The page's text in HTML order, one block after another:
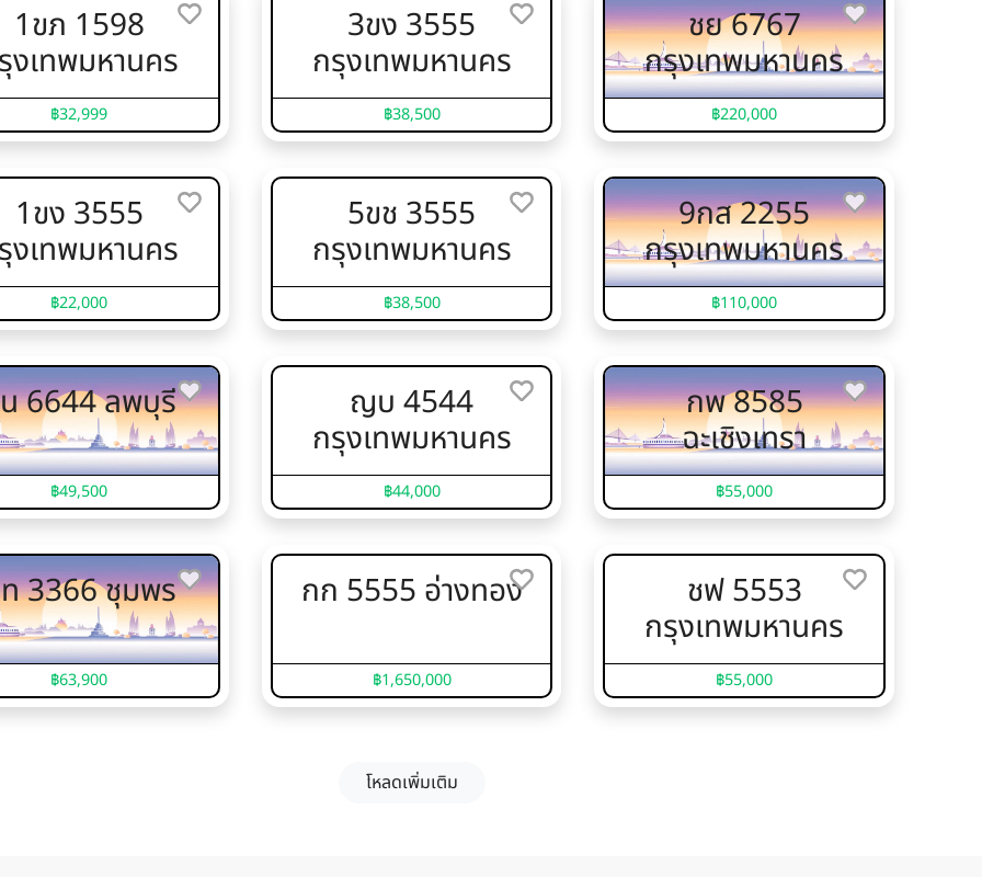
1ขภ 1598
งเทพมหานคร
฿32,999
3ขง 3555
กรุงเทพมหานคร
฿38,500
ชย 6767
กรุงเทพมหานคร
฿220,000
1ขง 3555
งเทพมหานคร
฿22,000
5ขช 3555
กรุงเทพมหานคร
฿38,500
9กส 2255
กรุงเทพมหานคร
฿110,000
6644 ลพบุรี
฿49,500
ญบ 4544
กรุงเทพมหานคร
฿44,000
กพ 8585
ฉะเชิงเทรา
฿55,000
3366 ชุมพร
฿63,900
กก 5555 อ่างทอง
฿1,650,000
ชฟ 5553
กรุงเทพมหานคร
฿55,000
โหลดเพิ่มเติม